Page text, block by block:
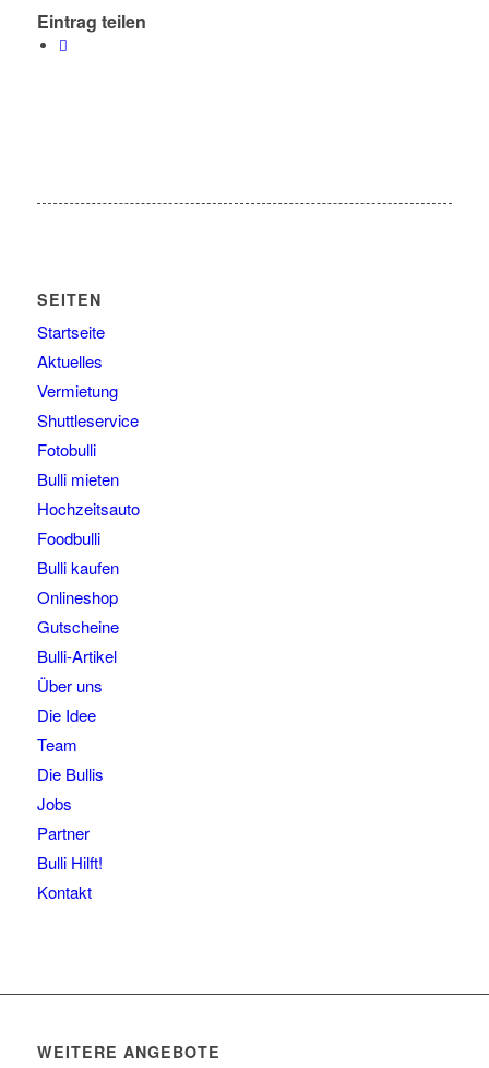
Eintrag teilen
SEITEN
Startseite
Aktuelles
Vermietung
Shuttleservice
Fotobulli
Bulli mieten
Hochzeitsauto
Foodbulli
Bulli kaufen
Onlineshop
Gutscheine
Bulli-Artikel
Über uns
Die Idee
Team
Die Bullis
Jobs
Partner
Bulli Hilft!
Kontakt
WEITERE ANGEBOTE